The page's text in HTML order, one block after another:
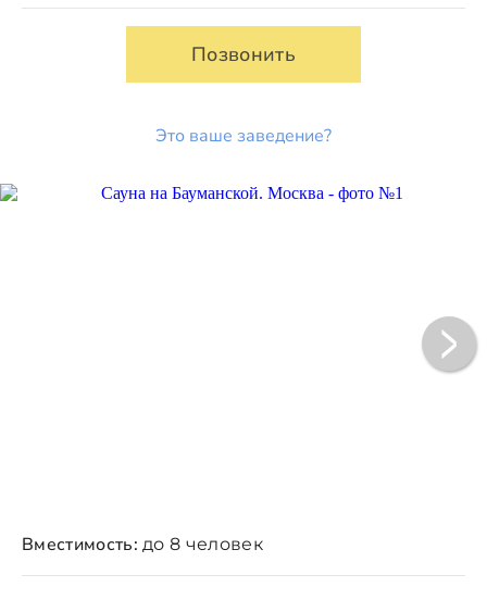
Позвонить
Это ваше заведение?
Вместимость: до 8 человек